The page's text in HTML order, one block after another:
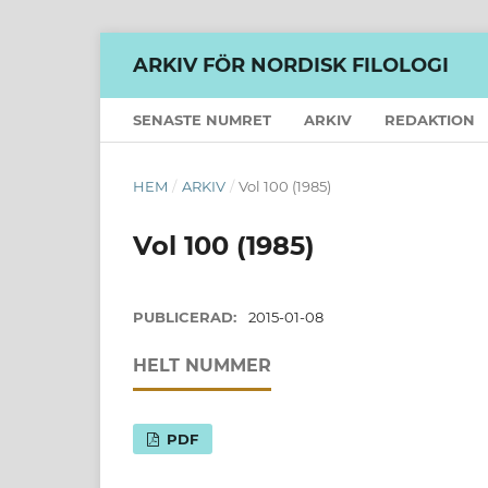
ARKIV FÖR NORDISK FILOLOGI
SENASTE NUMRET ARKIV REDAKTION
HEM / ARKIV / Vol 100 (1985)
Vol 100 (1985)
PUBLICERAD: 2015-01-08
HELT NUMMER
PDF